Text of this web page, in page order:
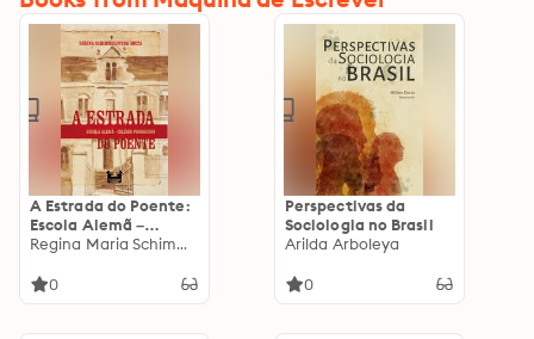
A Estrada do Poente:
Escola Alemã –
Colégio Progresso Regina Maria Schimmelpfeng de Souza
0
Perspectivas da
Sociologia no Brasil
Arilda Arboleya
0